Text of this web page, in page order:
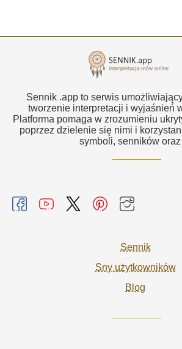
Sennik .app to serwis
tworzenie interpretacji i wyjaśnień
Platforma pomaga w zrozumieniu
poprzez dzielenie się nimi i
symboli, senników oraz
Sennik
Sny użytkowników
Blog